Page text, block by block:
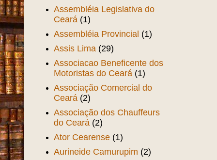
Assembléia Legislativa do
Ceará (1)
Assembléia Provincial (1)
Assis Lima (29)
Associacao Beneficente dos
Motoristas do Ceará (1)
Associação Comercial do
Ceará (2)
Associação dos Chauffeurs
do Ceará (2)
Ator Cearense (1)
Aurineide Camurupim (2)